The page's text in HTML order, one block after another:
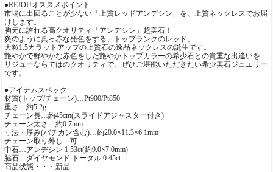
●REJOUオススメポイント
市場に出回ることが少ない「上質レッドアンデシン」を、上質ネックレスでお届
けします。
胸元に誇れる高クオリティ「アンデシン」超美石！
炎のように真っ赤な発色をする、トップランクのレッド。
大粒1.5カラットアップの上質石の逸品ネックレスの誕生です。
艶やかで鮮やかな赤色をした艶やかトップカラーの希少石との貴重な出逢いを
リジューならではのクオリティで、ぜひご堪能いただきたい希少美石ジュエリー
です。
●アイテムスペック
材質(トップ/チェーン)…Pt900/Pt850
重さ…約5.2g
チェーン長…約45cm(スライドアジャスター付き)
チェーン太さ…約0.7mm
寸法・厚み(バチカン含む)…約20.0×11.3×6.1mm
チェーン取り外し…可
中石…アンデシン 1.53ct(約9.0×7.0mm)
脇石…ダイヤモンド トータル 0.45ct
商品状態・・・新品